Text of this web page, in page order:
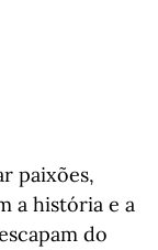
paixões,
a história e a
do